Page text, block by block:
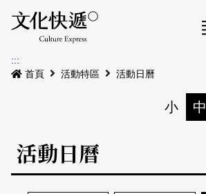
最新公告
本期專題
活動特區
:::
首頁
活動特區 活動日曆
小 中
活動日曆